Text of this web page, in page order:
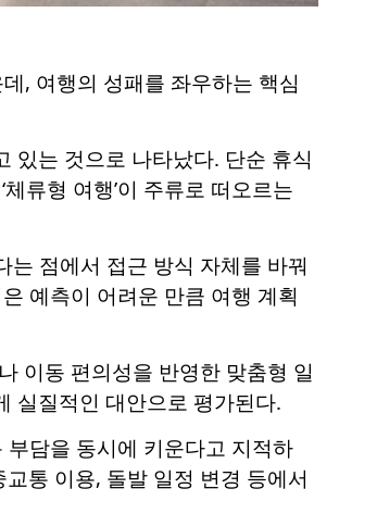
, 여행의 성패를 좌우하는 핵심
있는 것으로 나타났다. 단순 휴식
류형 여행’이 주류로 떠오르는
는 점에서 접근 방식 자체를 바꿔
예측이 어려운 만큼 여행 계획
이동 편의성을 반영한 맞춤형 일
실질적인 대안으로 평가된다.
부담을 동시에 키운다고 지적하
통 이용, 돌발 일정 변경 등에서